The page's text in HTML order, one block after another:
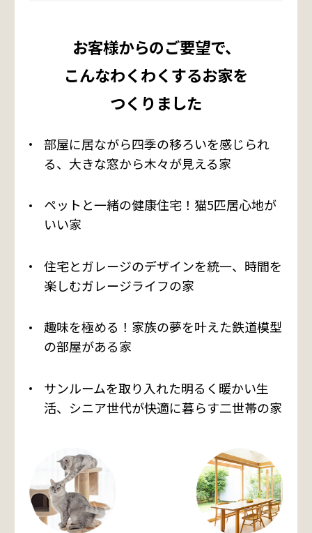
お客様からのご要望で、
こんなわくわくするお家を
つくりました
部屋に居ながら四季の移ろいを感じられ
る、大きな窓から木々が見える家
ペットと一緒の健康住宅！猫5匹居心地が
いい家
住宅とガレージのデザインを統一、時間を
楽しむガレージライフの家
趣味を極める！家族の夢を叶えた鉄道模型
の部屋がある家
サンルームを取り入れた明るく暖かい生
活、シニア世代が快適に暮らす二世帯の家